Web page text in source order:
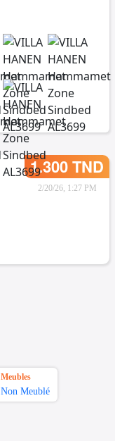
1.300 TND
2/20/26, 1:27 PM
Meubles
Non Meublé